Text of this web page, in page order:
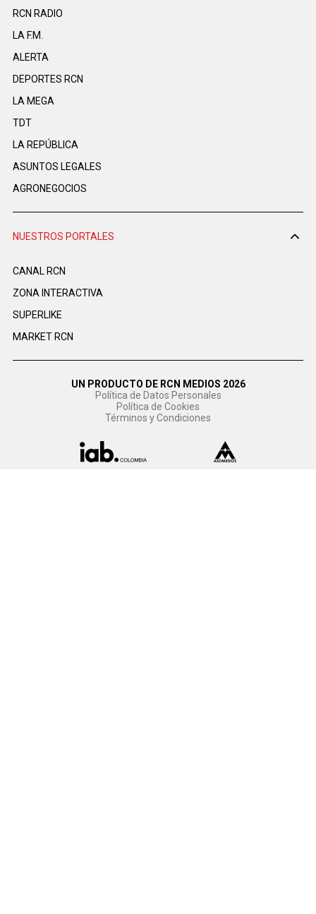
RCN RADIO
LA F.M.
ALERTA
DEPORTES RCN
LA MEGA
TDT
LA REPÚBLICA
ASUNTOS LEGALES
AGRONEGOCIOS
NUESTROS PORTALES
CANAL RCN
ZONA INTERACTIVA
SUPERLIKE
MARKET RCN
UN PRODUCTO DE RCN MEDIOS 2026
Política de Datos Personales
Política de Cookies
Términos y Condiciones